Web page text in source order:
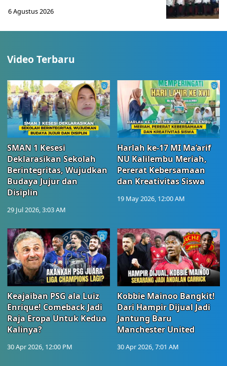
6 Agustus 2026
Video Terbaru
SMAN 1 Kesesi
Deklarasikan Sekolah
Berintegritas, Wujudkan
Budaya Jujur dan
Disiplin
29 Jul 2026, 3:03 AM
Harlah ke-17 MI Ma’arif
NU Kalilembu Meriah,
Pererat Kebersamaan
dan Kreativitas Siswa
19 May 2026, 12:00 AM
Keajaiban PSG ala Luiz
Enrique! Comeback Jadi
Raja Eropa Untuk Kedua
Kalinya?
30 Apr 2026, 12:00 PM
Kobbie Mainoo Bangkit!
Dari Hampir Dijual Jadi
Jantung Baru
Manchester United
30 Apr 2026, 7:01 AM